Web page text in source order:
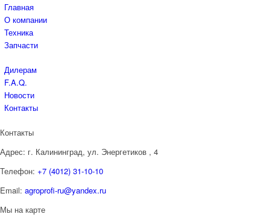
Главная
О компании
Техника
Запчасти
Дилерам
F.A.Q.
Новости
Контакты
Контакты
Адрес: г. Калининград, ул. Энергетиков , 4
Телефон: +7 (4012) 31-10-10
Email: agroprofi-ru@yandex.ru
Мы на карте